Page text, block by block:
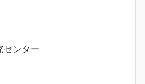
センター